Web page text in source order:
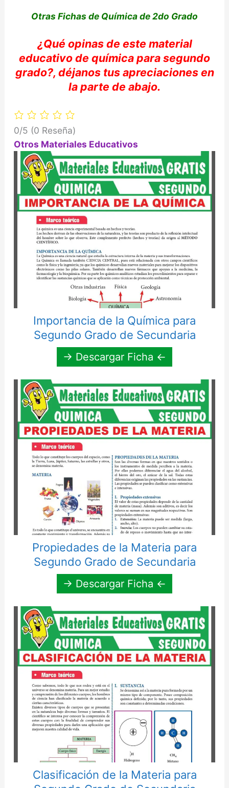
Otras Fichas de Química de 2do Grado
¿Qué opinasde este material
educativo de químicapara segundo
grado?, déjanostus apreciaciones en
la parte de abajo.
0/5 (0 Reseña)
Otros Materiales Educativos
Importancia de la Química para
Segundo Grado de Secundaria
→ Descargar Ficha ←
Propiedades de la Materia para
Segundo Grado de Secundaria
→ Descargar Ficha ←
Clasificación de la Materia para